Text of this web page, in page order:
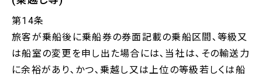
第14条
旅客が乗船後に乗船券の券面記載の乗船区間､等級又
は船室の変更を申し出た場合には､当社は､その輸送力
に余裕があり､かつ､乗越し又は上位の等級若しくは船